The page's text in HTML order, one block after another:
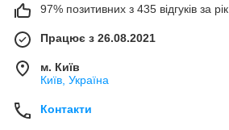
97% позитивних з 435 відгуків за рік
Працює з 26.08.2021
м. Київ
Київ, Україна
Контакти